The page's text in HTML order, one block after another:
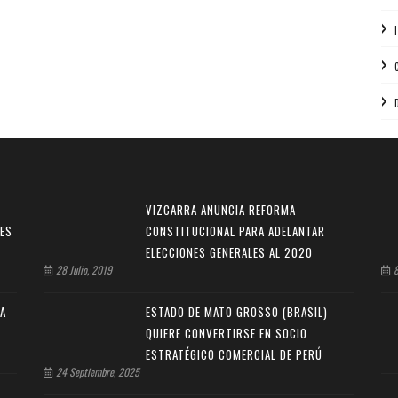
VIZCARRA ANUNCIA REFORMA
CONSTITUCIONAL PARA ADELANTAR
ELECCIONES GENERALES AL 2020
28 Julio, 2019
ESTADO DE MATO GROSSO (BRASIL)
QUIERE CONVERTIRSE EN SOCIO
ESTRATÉGICO COMERCIAL DE PERÚ
24 Septiembre, 2025